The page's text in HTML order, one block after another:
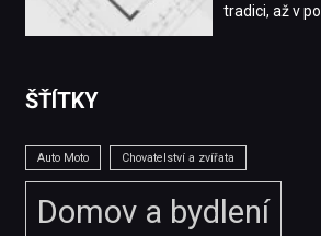
tradici, až v po
ŠŤÍTKY
Auto Moto Chovatelství a zvířata
Domov a bydlení